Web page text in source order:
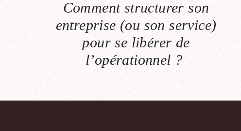
Comment structurer son
entreprise (ou son service)
pour se libérer de
l’opérationnel ?